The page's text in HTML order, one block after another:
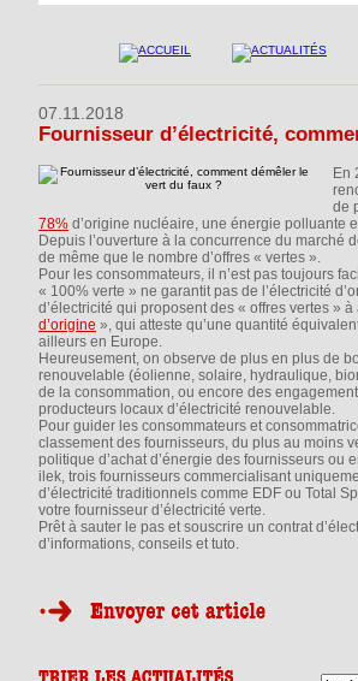
07.11.2018
Fournisseur d’électricité,
En
de
78% d’origine nucléaire, une énergie polluante
Depuis l’ouverture à la concurrence du marché
de même que le nombre d’offres « vertes ».
Pour les consommateurs, il n’est pas toujours
« 100% verte » ne garantit pas de l’électricité
d’électricité qui proposent des « offres vertes »
d’origine », qui atteste qu’une quantité
ailleurs en Europe.
Heureusement, on observe de plus en plus de
renouvelable (éolienne, solaire, hydraulique,
de la consommation, ou encore des
producteurs locaux d’électricité renouvelable.
Pour guider les consommateurs et
classement des fournisseurs, du plus au moins
politique d’achat d’énergie des fournisseurs ou
ilek, trois fournisseurs commercialisant
d’électricité traditionnels comme EDF ou Total
votre fournisseur d’électricité verte.
Prêt à sauter le pas et souscrire un contrat
d’informations, conseils et tuto.